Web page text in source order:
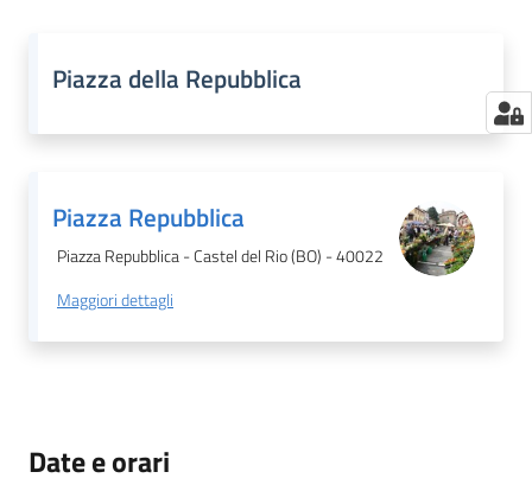
Piazza della Repubblica
Piazza Repubblica
Piazza Repubblica - Castel del Rio (BO) - 40022
Maggiori dettagli
Date e orari